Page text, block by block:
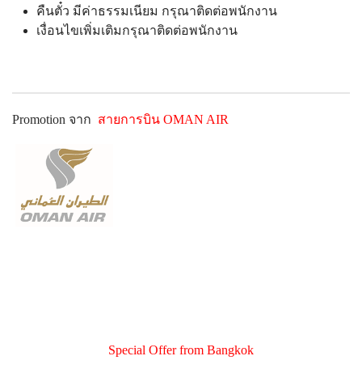
คืนตั๋ว มีค่าธรรมเนียม กรุณาติดต่อพนักงาน
เงื่อนไขเพิ่มเติมกรุณาติดต่อพนักงาน
Promotion จาก สายการบิน OMAN AIR
Special Offer from Bangkok